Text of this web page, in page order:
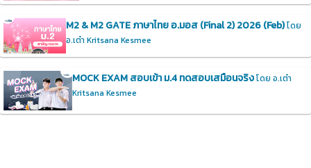
M2 & M2 GATE ภาษาไทย อ.มอส (Final 2) 2026 (Feb)โดย
อ.เต๋า Kritsana Kesmee
MOCK EXAM สอบเข้า ม.4 ทดสอบเสมือนจริงโดย อ.เต๋า
Kritsana Kesmee